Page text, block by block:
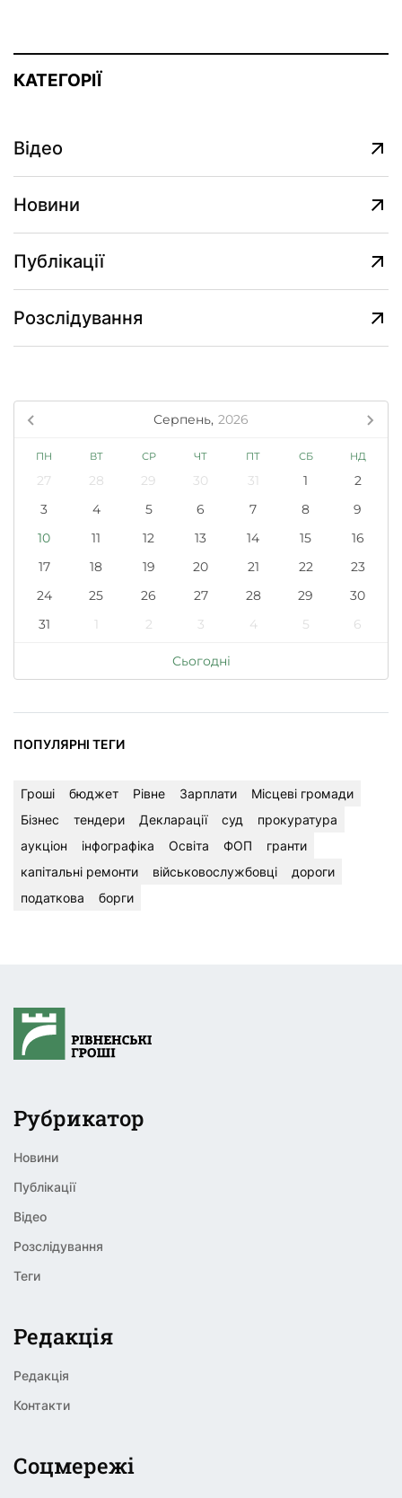
КАТЕГОРІЇ
Відео
Новини
Публікації
Розслідування
Серпень, 2026
ПН ВТ СР ЧТ ПТ СБ НД
27 28 29 30 31 1
2
3
4 5 6 7 8
9
10
11 12 13 14 15
16
17
18 19 20 21 22
23
24
25 26 27 28 29
30
31
1 2 3 4 5 6
Сьогодні
ПОПУЛЯРНІ ТЕГИ
Гроші бюджет Рівне Зарплати
Місцеві громади
Бізнес
тендери Декларації суд
прокуратура
аукціон
інфографіка Освіта ФОП
гранти
капітальні ремонти
військовослужбовці
дороги
податкова
борги
Рубрикатор
Новини
Публікації
Відео
Розслідування
Теги
Редакція
Редакція
Контакти
Соцмережі